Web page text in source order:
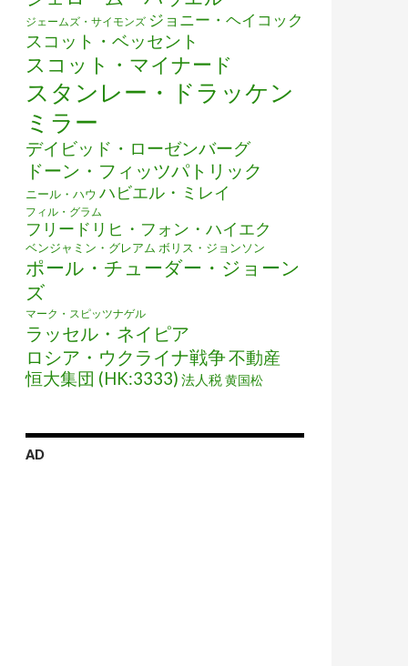
ジェームズ・サイモンズ ジョニー・ヘイコック
スコット・ベッセント
スコット・マイナード
スタンレー・ドラッケン
ミラー
デイビッド・ローゼンバーグ
ドーン・フィッツパトリック
ニール・ハウ ハビエル・ミレイ
フィル・グラム
フリードリヒ・フォン・ハイエク
ベンジャミン・グレアム ボリス・ジョンソン
ポール・チューダー・ジョーン
ズ
マーク・スピッツナゲル
ラッセル・ネイピア
ロシア・ウクライナ戦争不動産
恒大集団 (HK:3333) 法人税黄国松
AD